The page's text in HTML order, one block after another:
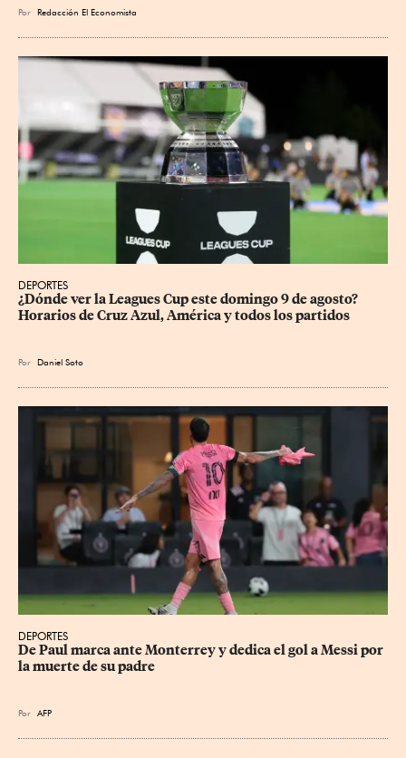
Por Redacción El Economista
DEPORTES
¿Dónde ver la Leagues Cup este domingo 9 de agosto?
Horarios de Cruz Azul, América y todos los partidos
Por Daniel Soto
DEPORTES
De Paul marca ante Monterrey y dedica el gol a Messi por
la muerte de su padre
Por AFP